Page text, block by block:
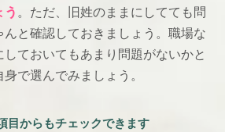
。ただ、旧姓のままにしてても問
と確認しておきましょう。職場な
ておいてもあまり問題がないかと
で選んでみましょう。
目からもチェックできます